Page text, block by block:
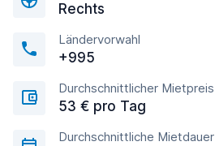
Rechts
Ländervorwahl
+995
Durchschnittlicher Mietpreis
53 € pro Tag
Durchschnittliche Mietdauer